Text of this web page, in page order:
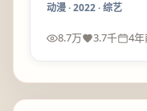
动漫·2022·综艺
8.7万 3.7千 4